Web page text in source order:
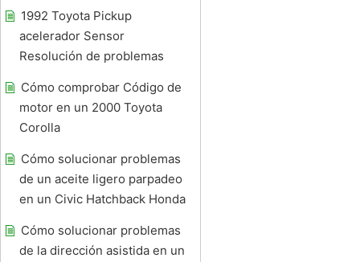
1992 Toyota Pickup
acelerador Sensor
Resolución de problemas
Cómo comprobar Código de
motor en un 2000 Toyota
Corolla
Cómo solucionar problemas
de un aceite ligero parpadeo
en un Civic Hatchback Honda
Cómo solucionar problemas
de la dirección asistida en un